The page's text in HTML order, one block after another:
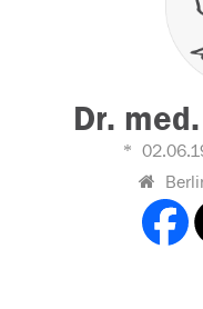
Dr.